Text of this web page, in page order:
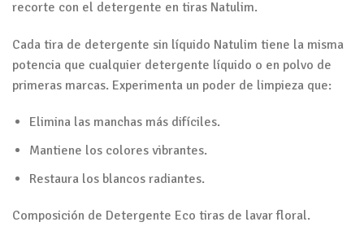
recorte con el detergente en tiras Natulim.
Cada tira de detergente sin líquido Natulim tiene la misma
potencia que cualquier detergente líquido o en polvo de
primeras marcas. Experimenta un poder de limpieza que:
Elimina las manchas más difíciles.
Mantiene los colores vibrantes.
Restaura los blancos radiantes.
Composición de Detergente Eco tiras de lavar floral.